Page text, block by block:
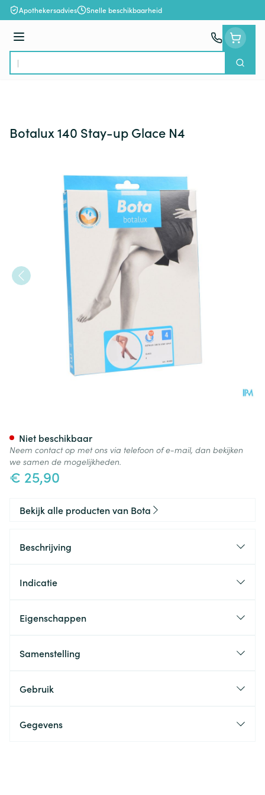
Ga naar de inhoud
Apothekersadvies Snelle beschikbaarheid
Menu
Product, merk, categorie...
Zoek
Botalux 140 Stay-up Glace N4
€ 25,90
Niet beschikbaar
Neem contact op met ons via telefoon of e-mail, dan bekijken
we samen de mogelijkheden.
Bekijk alle producten van Bota
Beschrijving
Indicatie
Eigenschappen
Samenstelling
Gebruik
Gegevens